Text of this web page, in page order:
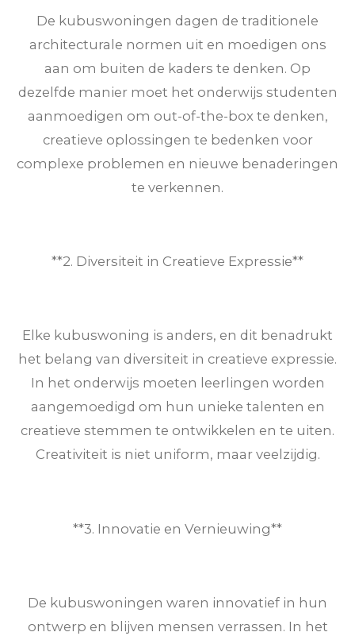
De kubuswoningen dagen de traditionele
architecturale normen uit en moedigen ons
aan om buiten de kaders te denken. Op
dezelfde manier moet het onderwijs studenten
aanmoedigen om out-of-the-box te denken,
creatieve oplossingen te bedenken voor
complexe problemen en nieuwe benaderingen
te verkennen.
**2. Diversiteit in Creatieve Expressie**
Elke kubuswoning is anders, en dit benadrukt
het belang van diversiteit in creatieve expressie.
In het onderwijs moeten leerlingen worden
aangemoedigd om hun unieke talenten en
creatieve stemmen te ontwikkelen en te uiten.
Creativiteit is niet uniform, maar veelzijdig.
**3. Innovatie en Vernieuwing**
De kubuswoningen waren innovatief in hun
ontwerp en blijven mensen verrassen. In het